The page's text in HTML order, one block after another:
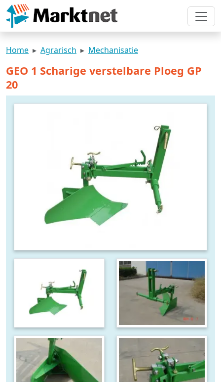
Home Agrarisch Mechanisatie
GEO 1 Scharige verstelbare Ploeg GP
20